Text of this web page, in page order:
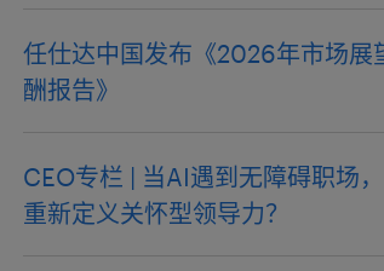
任仕达中国发布《2026年市场展
酬报告》
CEO专栏 | 当AI遇到无障碍职场
重新定义关怀型领导力？